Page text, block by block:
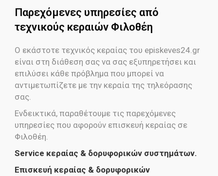
Παρεχόμενες υπηρεσίες από
τεχνικούς κεραιών Φιλοθέη
Ο εκάστοτε τεχνικός κεραίας του episkeves24.gr
είναι στη διάθεση σας να σας εξυπηρετήσει και
επιλύσει κάθε πρόβλημα που μπορεί να
αντιμετωπίζετε με την κεραία της τηλεόρασης
σας.
Ενδεικτικά, παραθέτουμε τις παρεχόμενες
υπηρεσίες που αφορούν επισκευή κεραίας σε
Φιλοθέη.
Service κεραίας & δορυφορικών συστημάτων.
Επισκευή κεραίας & δορυφορικών